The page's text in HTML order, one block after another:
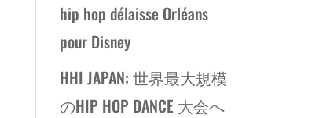
hip hop délaisse Orléans
pour Disney
HHI JAPAN: 世界最大規模
のHIP HOP DANCE 大会へ